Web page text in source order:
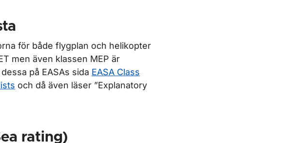
för både flygplan och helikopter
men även klassen MEP är
på EASAs sida EASA Class
och då även läser ”Explanatory
rating)